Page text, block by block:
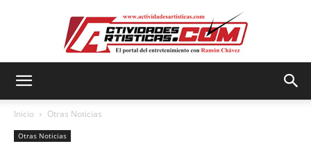
Inicio Otras Noticias
Otras Noticias